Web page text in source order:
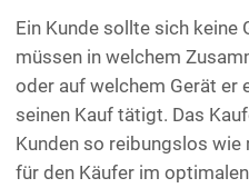
Ein Kunde sollte sich keine
müssen in welchem
oder auf welchem Gerät er
seinen Kauf tätigt. Das
Kunden so reibungslos
für den Käufer im